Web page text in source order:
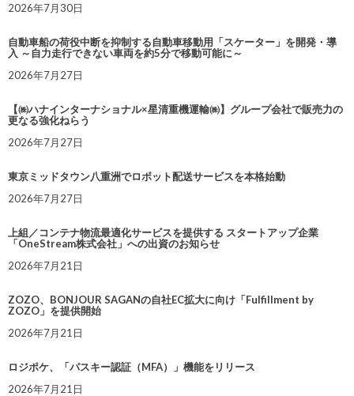
2026年7月30日
自動車船の荷役中断を抑制する自動車移動用「スケーター」を開発・導
入 ～自力走行できない車両を約5分で移動可能に～
2026年7月27日
【㈱ハナインターナショナル×星清重機運輸㈱】グループ会社で販売力の
更なる強化ねらう
2026年7月27日
東京ミッドタウン八重洲でロボット配送サービスを本格始動
2026年7月27日
上組／コンテナ物流最適化サービスを提供する スタートアップ企業
「OneStream株式会社」への出資のお知らせ
2026年7月21日
ZOZO、BONJOUR SAGANの自社EC拡大に向け「Fulfillment by
ZOZO」を提供開始
2026年7月21日
ロジポケ、「パスキー認証（MFA）」機能をリリース
2026年7月21日